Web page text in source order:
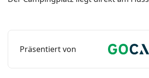
Präsentiert von